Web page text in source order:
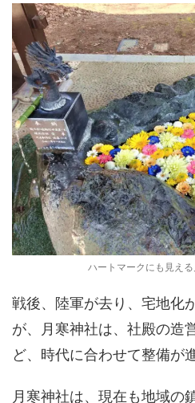
ハートマークにも見え
戦後、陸軍が去り、宅地化
が、月寒神社は、社殿の造
ど、時代に合わせて整備が
月寒神社は、現在も地域の